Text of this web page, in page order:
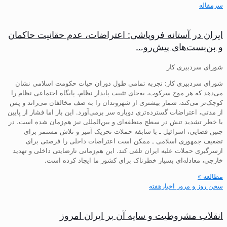
سرمقاله
ایران در آستانه فروپاشی: اعتراضات، عدم حقانیت حاکمان
و بن‌بست‌های پیش‌رو…
شورای سردبیری کار
شورای سردبیری کار: تجربه تمامی طول دوران حیات حکومت اسلامی نشان
می‌دهد که هر موج سرکوب، به‌جای تثبیت پایدار نظام، پایگاه اجتماعی نظام را
کوچک‌تر می‌کند، شمار بیشتری از شهروندان را به صف مخالفان می‌راند و پس
از مدتی، اعتراضات گسترده‌تری دوباره سر برمی‌آورد. این بار اما فشار از پایین
با خطر تشدید تنش در سطح منطقه‌ای و بین‌المللی نیز هم‌زمان شده است. در
چنین فضایی، اسرائیل ـ با سابقه حملات تحریک آمیز و تلاش مستمر برای
تضعیف جمهوری اسلامی ـ ممکن است اعتراضات داخلی را فرصتی برای
ازسرگیری حملات علیه ایران تلقی کند. این هم‌زمانی نارضایتی داخلی و تهدید
خارجی، معادله‌ای بسیار خطرناک برای کشور ما ایجاد کرده است.
مطالعه »
سخن روز و مرور اخبارهفته
انقلاب مشروطیت و سایه آن بر ایران امروز